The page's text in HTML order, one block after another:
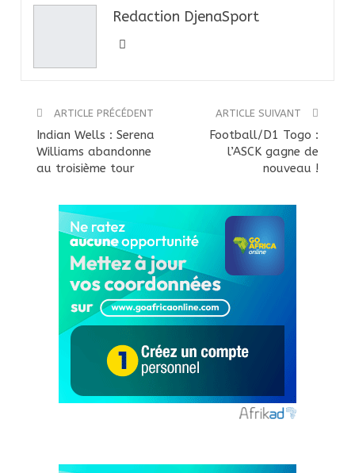
Redaction DjenaSport
ARTICLE PRÉCÉDENT
Indian Wells : Serena
Williams abandonne
au troisième tour
ARTICLE SUIVANT
Football/D1 Togo :
l’ASCK gagne de
nouveau !